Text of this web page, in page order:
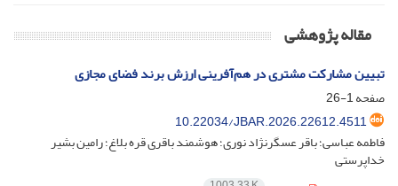
مقاله پژوهشی
تبیین مشارکت مشتری در هم‌آفرینی ارزش برند فضای مجازی
صفحه1-26
10.22034/JBAR.2026.22612.4511
فاطمه عباسی؛ باقر عسگرنژاد نوری؛ هوشمند باقری قره بلاغ؛ رامین بشیر
خداپرستی